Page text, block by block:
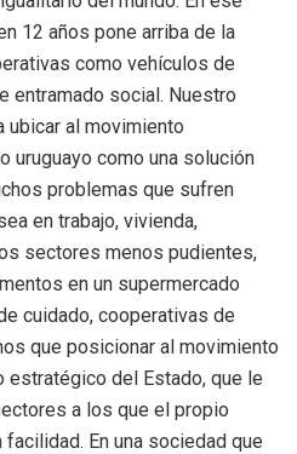
12 años pone arriba de la
como vehículos de
entramado social. Nuestro
ubicar al movimiento
uruguayo como una solución
problemas que sufren
en trabajo, vivienda,
sectores menos pudientes,
en un supermercado
cuidado, cooperativas de
que posicionar al movimiento
estratégico del Estado, que le
a los que el propio
En una sociedad que